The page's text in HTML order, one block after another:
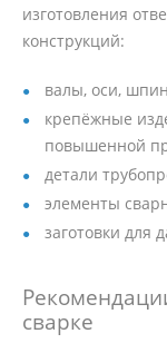
изготовления
конструкций:
валы, оси,
крепёжные
повышенной
детали
элементы
заготовки для
сварке